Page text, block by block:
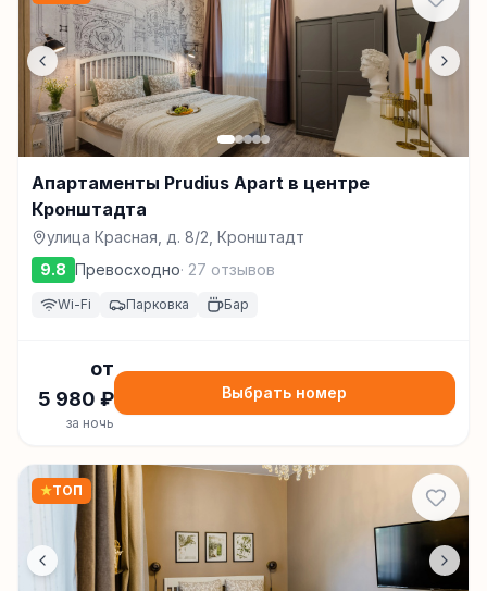
Апартаменты Prudius Apart в центре
Кронштадта
улица Красная, д. 8/2, Кронштадт
9.8 Превосходно· 27 отзывов
Wi-Fi Парковка Бар
от
5 980 ₽
за ночь
Выбрать номер
★ТОП